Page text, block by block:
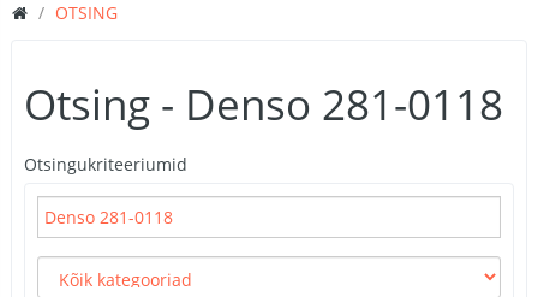
OTSING
Otsing - Denso 281-0118
Otsingukriteeriumid